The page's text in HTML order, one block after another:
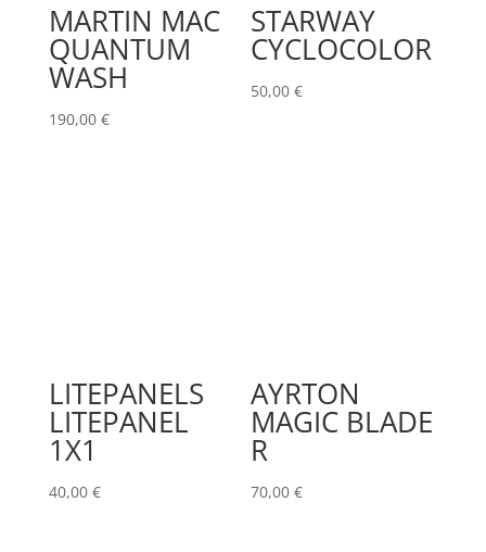
MARTIN MAC
QUANTUM
WASH
190,00 €
STARWAY
CYCLOCOLOR
50,00€
LITEPANELS
LITEPANEL
1X1
40,00 €
AYRTON
MAGIC BLADE
R
70,00€